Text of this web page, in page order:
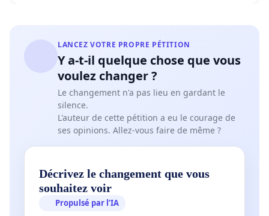
LANCEZ VOTRE PROPRE PÉTITION
Y a-t-il quelque chose que vous
voulez changer ?
Le changement n'a pas lieu en gardant le
silence.
L'auteur de cette pétition a eu le courage de
ses opinions. Allez-vous faire de même ?
Décrivez le changement que vous
souhaitez voir
Propulsé par l’IA